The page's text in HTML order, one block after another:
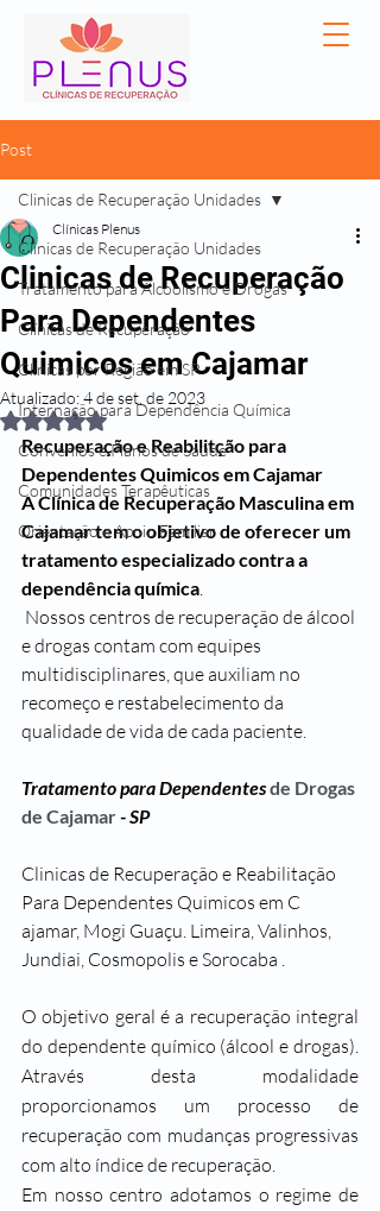
Post
Clinicas de Recuperação Unidades
Tratamento para Alcoolismo e Drogas
Clínicas de Recuperação
Clínicas por Região em SP
Internação para Dependência Química
Convênios e Planos de Saúde
Comunidades Terapêuticas
Orientação e Apoio Familiar
Clinicas de Recuperação Unidades
Clinicas de Recuperação
Para Dependentes
Quimicos em Cajamar
Clínicas Plenus
Atualizado:4 de set. de 2023
Avaliado com NaN de 5 estrelas.
Recuperação e Reabilitção para
Dependentes Quimicos em Cajamar
A Clínica de Recuperação Masculina em
Cajamar tem o objetivo de oferecer um
tratamento especializado contra a
dependência química.
e drogas contam com equipes
multidisciplinares, que auxiliam no
recomeço e restabelecimento da
qualidade de vida de cada paciente.
Tratamento para Dependentes de Drogas
de Cajamar - SP
Clinicas de Recuperação e Reabilitação
Para Dependentes Quimicos em C
ajamar, Mogi Guaçu. Limeira, Valinhos,
Jundiai, Cosmopolis e Sorocaba .
O objetivo geral é a recuperação integral
do dependente químico (álcool e drogas).
Através desta modalidade
proporcionamos um processo de
recuperação com mudanças progressivas
com alto índice de recuperação.
Em nosso centro adotamos o regime de